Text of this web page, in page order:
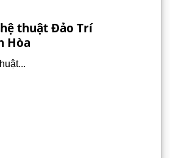
thuật Đảo Trí
Hòa